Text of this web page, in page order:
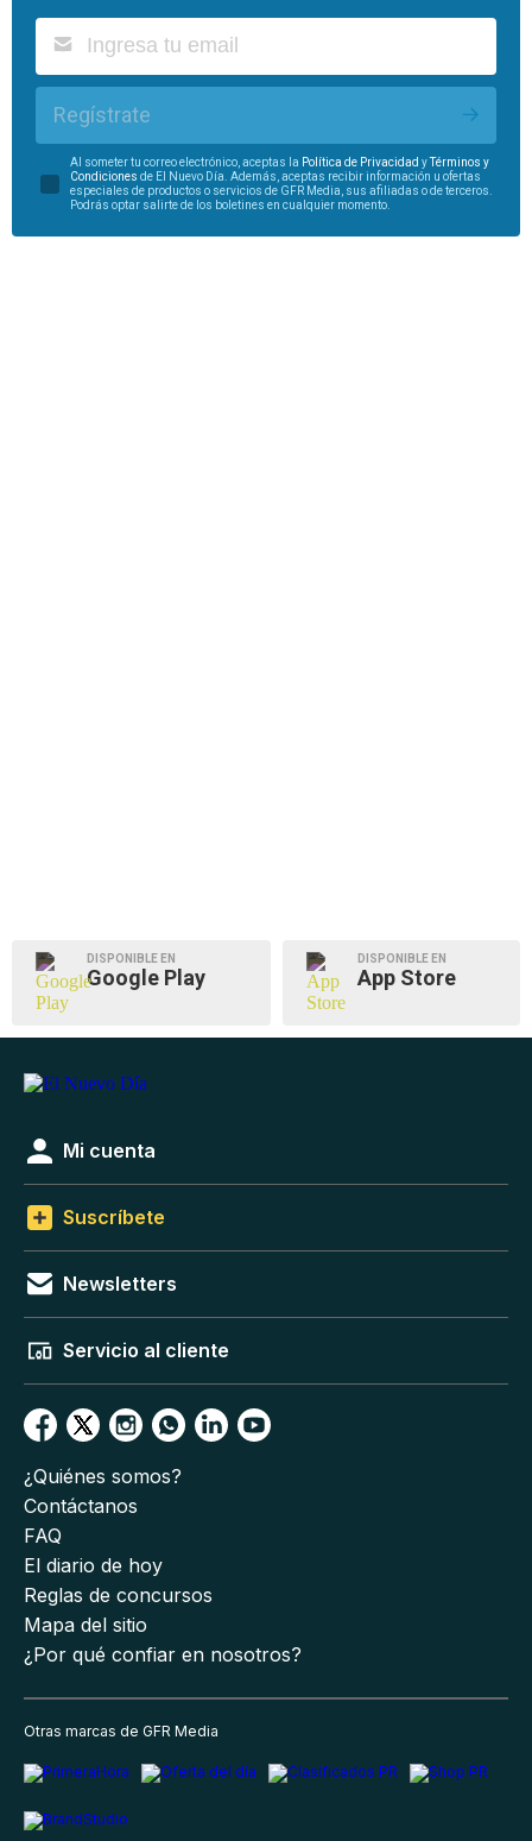
Regístrate
Al someter tu correo electrónico, aceptas la Política de Privacidad yTérminos y
Condiciones de El Nuevo Día. Además, aceptas recibir información u ofertas
especiales de productos o servicios de GFR Media, sus afiliadas o de terceros.
Podrás optar salirte de los boletines en cualquier momento.
DISPONIBLE EN
Google Play
DISPONIBLE EN
App Store
Mi cuenta
Suscríbete
Newsletters
Servicio al cliente
¿Quiénes somos?
Contáctanos
FAQ
El diario de hoy
Reglas de concursos
Mapa del sitio
¿Por qué confiar en nosotros?
Otras marcas de GFR Media